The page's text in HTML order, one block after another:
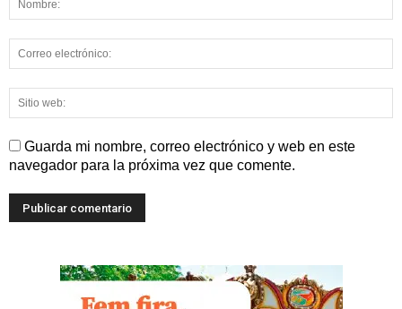
Guarda mi nombre, correo electrónico y web en este
navegador para la próxima vez que comente.